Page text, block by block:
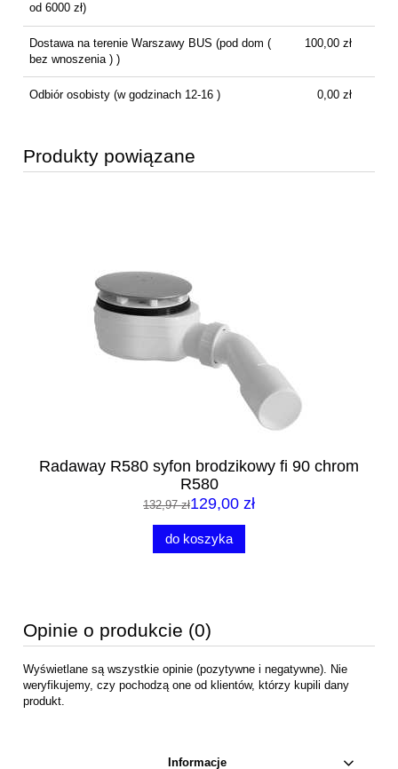
od 6000 zł)
Dostawa na terenie Warszawy BUS (pod dom (
bez wnoszenia ) )
100,00 zł
Odbiór osobisty(w godzinach 12-16 ) 0,00 zł
Produkty powiązane
Radaway R580 syfon brodzikowy fi 90 chrom
R580
132,97 zł129,00 zł
do koszyka
Opinie o produkcie (0)
Wyświetlane są wszystkie opinie (pozytywne i negatywne). Nie
weryfikujemy, czy pochodzą one od klientów, którzy kupili dany
produkt.
Informacje